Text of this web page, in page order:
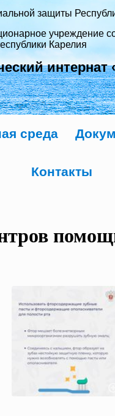
защиты
учреждение
Карелия
среда
Контакты